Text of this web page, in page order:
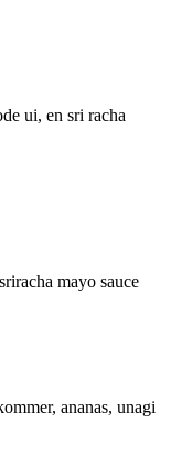
ui, en sri racha
mayo sauce
ananas, unagi